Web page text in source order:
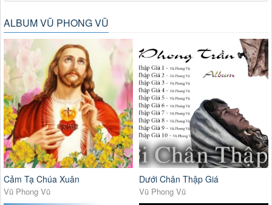
ALBUM VŨ PHONG VŨ
Cảm Tạ Chúa Xuân
Vũ Phong Vũ
Dưới Chân Thập Giá
Vũ Phong Vũ